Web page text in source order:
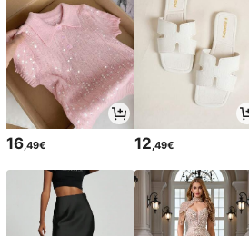
16,49€ 12,49€